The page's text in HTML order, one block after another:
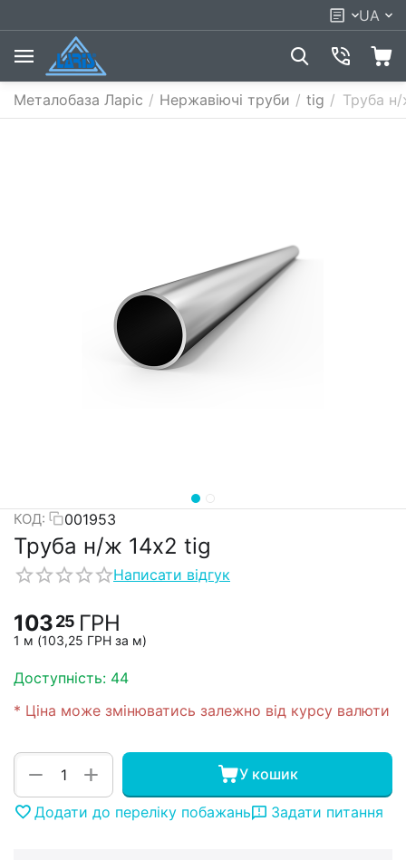
UA
Металобаза Ларіс / Нержавіючі труби / tig / Труба
КОД: 001953
Труба н/ж 14х2 tig
Написати відгук
10325 ГРН
1 м (103,25 ГРН за м)
Доступність: 44
* Ціна може змінюватись залежно від курсу валюти
+
− У кошик
Додати до переліку побажань Задати питання